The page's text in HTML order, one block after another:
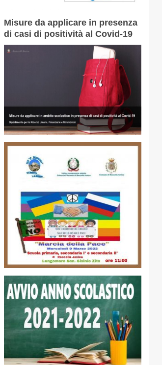
Misure da applicare in presenza
di casi di positività al Covid-19